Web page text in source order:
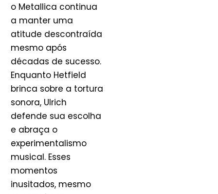
o Metallica continua
a manter uma
atitude descontraída
mesmo após
décadas de sucesso.
Enquanto Hetfield
brinca sobre a tortura
sonora, Ulrich
defende sua escolha
e abraça o
experimentalismo
musical. Esses
momentos
inusitados, mesmo